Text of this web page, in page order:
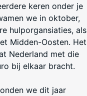
keren onder je
we in oktober,
hulporgansiaties, als
Midden-Oosten. Het
Nederland met die
bij elkaar bracht.
we dit jaar